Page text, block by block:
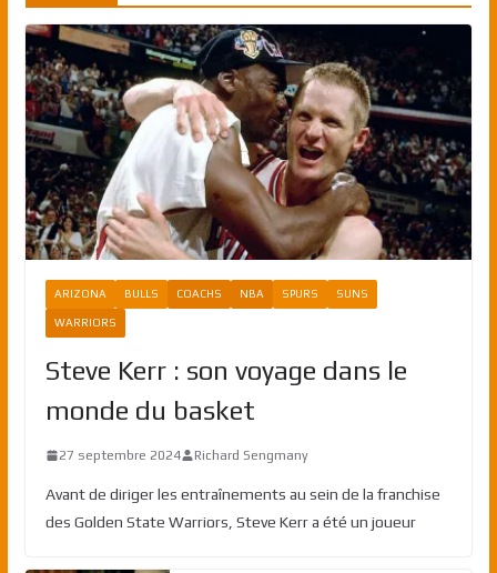
ARIZONA BULLS COACHS NBA SPURS SUNS
WARRIORS
Steve Kerr : son voyage dans le
monde du basket
27 septembre 2024 Richard Sengmany
Avant de diriger les entraînements au sein de la franchise
des Golden State Warriors, Steve Kerr a été un joueur